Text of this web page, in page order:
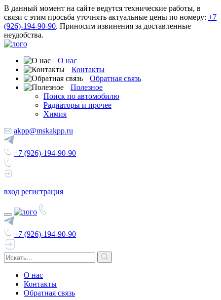
В данный момент на сайте ведутся технические работы, в
связи с этим просьба уточнять актуальные цены по номеру: +7
(926)-194-90-90. Приносим извинения за доставленные
неудобства.
О нас
Контакты
Обратная связь
Полезное
Поиск по автомобилю
Радиаторы и прочее
Химия
akpp@mskakpp.ru
+7 (926)-194-90-90
вход регистрация
+7 (926)-194-90-90
О нас
Контакты
Обратная связь